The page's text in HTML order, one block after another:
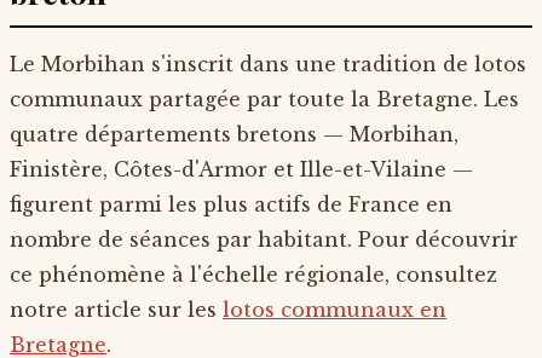
Le Morbihan s'inscrit dans une tradition de lotos
communaux partagée par toute la Bretagne. Les
quatre départements bretons — Morbihan,
Finistère, Côtes-d'Armor et Ille-et-Vilaine —
figurent parmi les plus actifs de France en
nombre de séances par habitant. Pour découvrir
ce phénomène à l'échelle régionale, consultez
notre article sur les lotos communaux en
Bretagne.